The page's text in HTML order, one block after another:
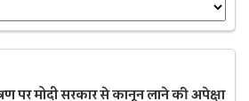
पर मोदी सरकार से कानून लाने की अपेक्षा